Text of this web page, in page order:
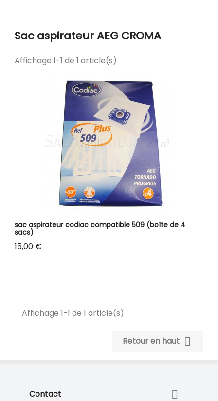
Sac aspirateur AEG CROMA
Affichage 1-1 de 1 article(s)
sac aspirateur codiac compatible 509 (boîte de 4
sacs)
Prix
15,00 €
Affichage 1-1 de 1 article(s)
Retour en haut 
Contact 